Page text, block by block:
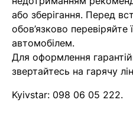
Помилка:
знайдена.
або зберігання. Перед
обов’язково перевіряйте
автомобілем.
Для оформлення
звертайтесь на гарячу
Kyivstar: 098 06 05 222.